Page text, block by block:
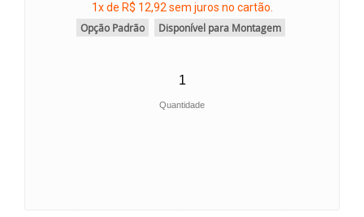
1x de R$ 12,92 sem juros no cartão.
Opção Padrão
Disponível para Montagem
Quantidade